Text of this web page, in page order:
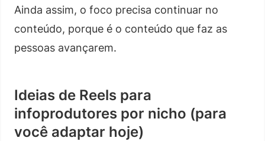
Ainda assim, o foco precisa continuar no
conteúdo, porque é o conteúdo que faz as
pessoas avançarem.
Ideias de Reels para
infoprodutores por nicho (para
você adaptar hoje)